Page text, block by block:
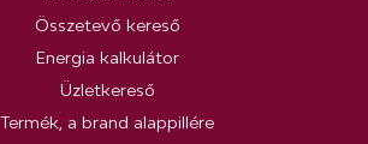
Összetevő kereső
Energia kalkulátor
Üzletkereső
Termék, a brand alappillére